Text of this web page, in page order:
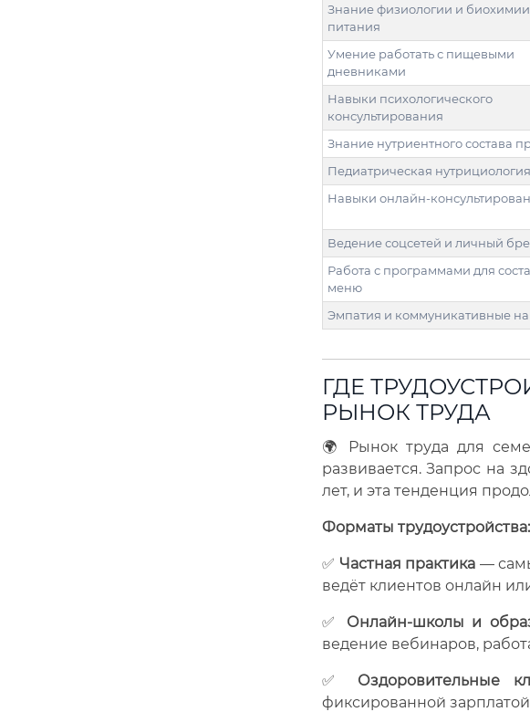
Знание физиологии и биохимии
питания
Умение работать с пищевыми
дневниками
Навыки психологического
консультирования
Знание нутриентного состава
Педиатрическая нутрициология
Навыки онлайн-
Ведение соцсетей и личный
Работа с программами для
меню
Эмпатия и коммуникативные
ГДЕ
РЫНОК ТРУДА
🌍 Рынок труда для
развивается. Запрос на
лет, и эта тенденция
Форматы трудоустройства:
✅ Частная практика —
ведёт клиентов онлайн
✅ Онлайн-школы и
ведение вебинаров,
✅ Оздоровительные
фиксированной